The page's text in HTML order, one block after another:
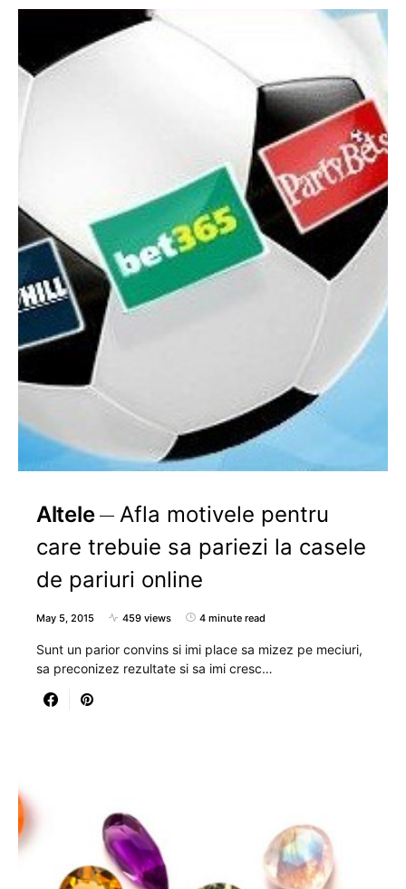
Altele
Afla motivele pentru
care trebuie sa pariezi la casele
de pariuri online
May 5, 2015 459 views 4 minute read
Sunt un parior convins si imi place sa mizez pe meciuri,
sa preconizez rezultate si sa imi cresc…